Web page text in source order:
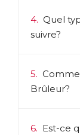
4. Quel
suivre?
5.
Brûleur?
6. Est-ce